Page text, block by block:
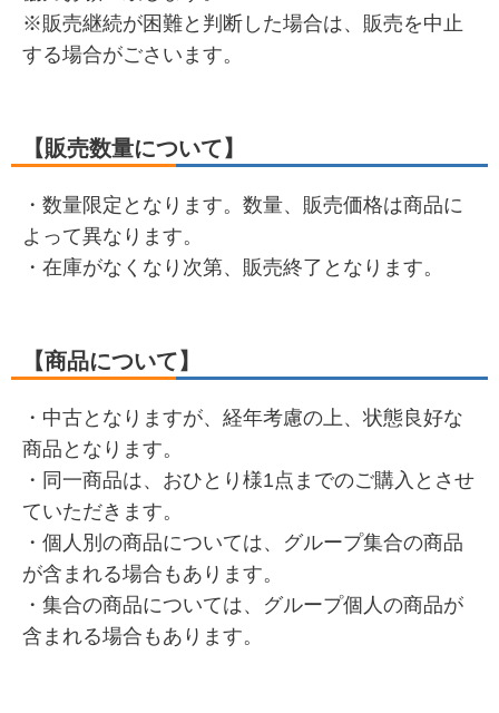
※販売継続が困難と判断した場合は、販売を中止
する場合がごさいます。
【販売数量について】
・数量限定となります。数量、販売価格は商品に
よって異なります。
・在庫がなくなり次第、販売終了となります。
【商品について】
・中古となりますが、経年考慮の上、状態良好な
商品となります。
・同一商品は、おひとり様1点までのご購入とさせ
ていただきます。
・個人別の商品については、グループ集合の商品
が含まれる場合もあります。
・集合の商品については、グループ個人の商品が
含まれる場合もあります。